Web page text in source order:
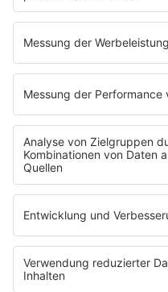
WERBUNG
Leistungen und Produkte
Ansprechpartner
RECHTLICHES
Impressum
Datenschutz
Datenschutzeinstellungen
Datenverarbeitung bei
Teilnahmebedingungen
Gewinnspielregeln Social